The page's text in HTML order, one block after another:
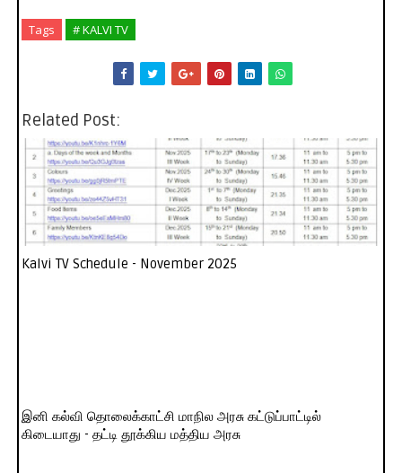
Tags # KALVI TV
Related Post:
Kalvi TV Schedule - November 2025
இனி கல்வி தொலைக்காட்சி மாநில அரசு கட்டுப்பாட்டில்
கிடையாது - தட்டி தூக்கிய மத்திய அரசு